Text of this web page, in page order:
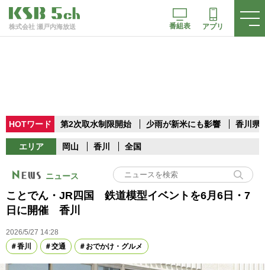
株式会社 瀬戸内海放送 番組表 アプリ
HOTワード 第2次取水制限開始 少雨が新米にも影響 香川県
エリア 岡山 香川 全国
ニュース
ことでん・JR四国 鉄道模型イベントを6月6日・7
日に開催 香川
2026/5/27 14:28
香川
交通 おでかけ・グルメ